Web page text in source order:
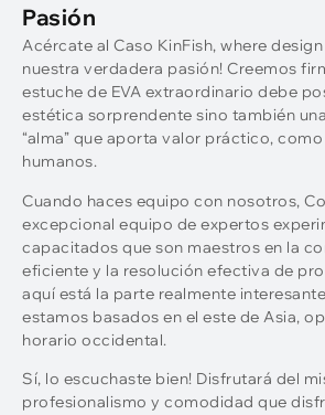
Pasión
Acércate al Caso KinFish, where
nuestra verdadera pasión! Creemos
estuche de EVA extraordinario debe
estética sorprendente sino también
“alma” que aporta valor práctico,
humanos.
Cuando haces equipo con nosotros,
excepcional equipo de expertos
capacitados que son maestros en la
eficiente y la resolución efectiva de
aquí está la parte realmente
estamos basados ​​en el este de Asia,
horario occidental.
Sí, lo escuchaste bien! Disfrutará del
profesionalismo y comodidad que